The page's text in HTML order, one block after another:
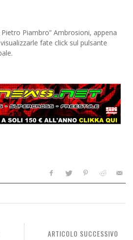
Piambro” Ambrosioni, appena
fate click sul pulsante
ARTICOLO SUCCESSIVO